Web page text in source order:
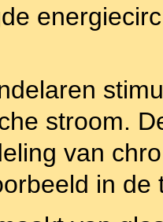
stroom.
van
in de